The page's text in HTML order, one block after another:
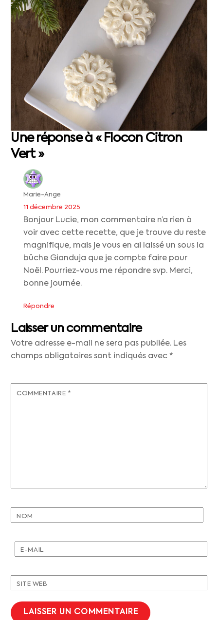
Une réponse à « Flocon Citron
Vert »
Marie-Ange
11 décembre 2025
Bonjour Lucie, mon commentaire n’a rien à
voir avec cette recette, que je trouve du reste
magnifique, mais je vous en ai laissé un sous la
bûche Gianduja que je compte faire pour
Noël. Pourriez-vous me répondre svp. Merci,
bonne journée.
Répondre
Laisser un commentaire
Votre adresse e-mail ne sera pas publiée. Les
champs obligatoires sont indiqués avec*
COMMENTAIRE *
NOM
E-MAIL
SITE WEB